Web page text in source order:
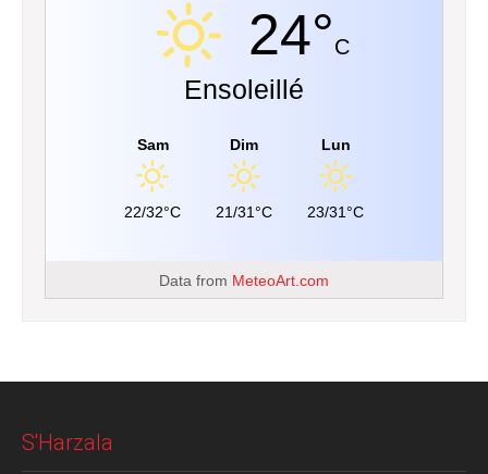
24°C
Ensoleillé
Sam
22/32°C
Dim
21/31°C
Lun
23/31°C
Data from MeteoArt.com
S'Harzala